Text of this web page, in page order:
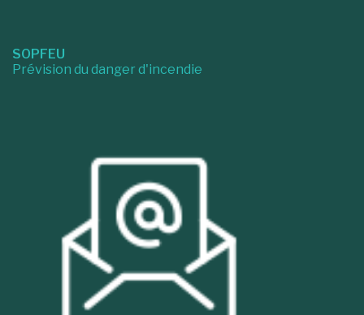
SOPFEU
Prévision du danger d'incendie